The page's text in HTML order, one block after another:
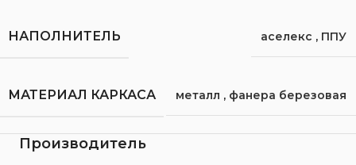
НАПОЛНИТЕЛЬ аселекс , ППУ
МАТЕРИАЛ КАРКАСА металл , фанера березовая
Производитель